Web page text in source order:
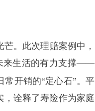
。此次理赔案例中，
来生活的有力支撑——
开销的“定心石”。平
，诠释了寿险作为家庭